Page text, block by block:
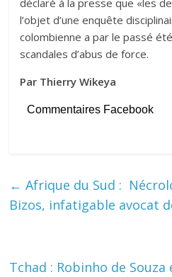
déclaré à la presse que «les
l’objet d’une enquête
colombienne a par le passé
scandales d’abus de force.
Par Thierry Wikeya
Commentaires Facebook
← Afrique du Sud :
Bizos, infatigable avocat
Tchad : Robinho de